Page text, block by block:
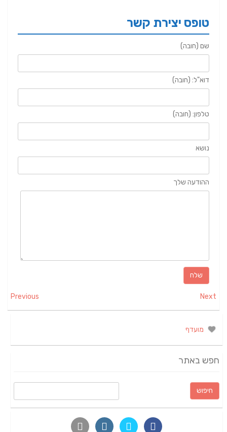
טופס יצירת קשר
שם (חובה)
דוא"ל: (חובה)
טלפון: (חובה)
נושא
ההודעה שלך
Previous Next
מועדף
חפש באתר
חיפוש: